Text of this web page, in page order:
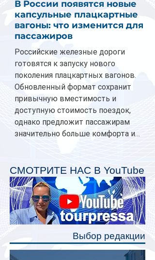
В России появятся новые
капсульные плацкартные
вагоны: что изменится для
пассажиров
Российские железные дороги
готовятся к запуску нового
поколения плацкартных вагонов.
Обновленный формат сохранит
привычную вместимость и
доступную стоимость поездок,
однако предложит пассажирам
значительно больше комфорта и
планируется начать в 2027 году.
Одним из главных нововведений
станут индивидуальные шторки у
каждого спального места. Они
позволят пассажирам закрыть свою
полку во время сна или отдыха,
СМОТРИТЕ НАС В YouTube
Выбор редакции